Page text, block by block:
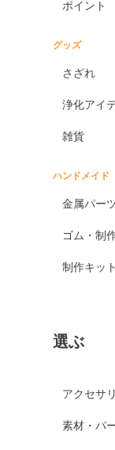
ポイント
グッズ
さざれ
浄化アイ
雑貨
ハンドメイド
金属パー
ゴム・制
制作キッ
選ぶ
アクセサ
素材・パ